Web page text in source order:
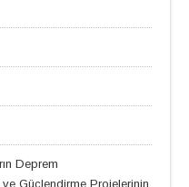
Deprem
ve Güçlendirme Projelerinin